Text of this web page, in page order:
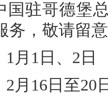
国驻哥德堡
务，敬请留
月1日、2日
月16日至20